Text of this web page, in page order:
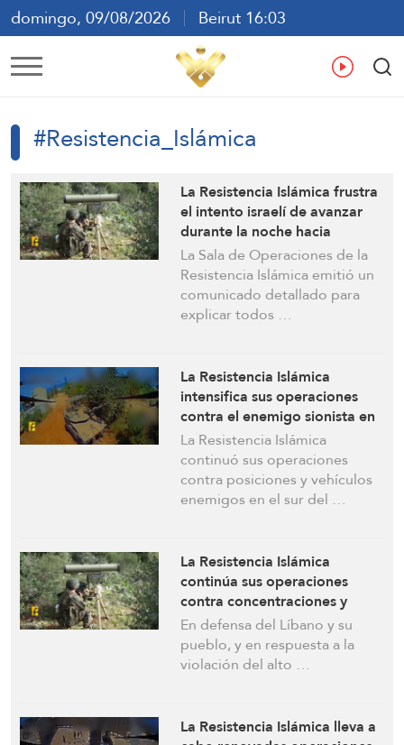
domingo, 09/08/2026
Beirut 16:03
ع En
#Resistencia_Islámica
La Resistencia Islámica frustra
el intento israelí de avanzar
durante la noche hacia
Hadatha en el sur del Líbano
La Sala de Operaciones de la
Resistencia Islámica emitió un
comunicado detallado para
explicar todos …
La Resistencia Islámica
intensifica sus operaciones
contra el enemigo sionista en
el sur del Líbano
La Resistencia Islámica
continuó sus operaciones
contra posiciones y vehículos
enemigos en el sur del …
La Resistencia Islámica
continúa sus operaciones
contra concentraciones y
vehículos sionistas en el sur
del Líbano
En defensa del Líbano y su
pueblo, y en respuesta a la
violación del alto …
La Resistencia Islámica lleva a